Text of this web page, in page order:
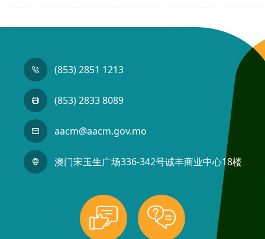
(853) 2851 1213
(853) 2833 8089
aacm@aacm.gov.mo
澳门宋玉生广场336-342号诚丰商业中心18楼